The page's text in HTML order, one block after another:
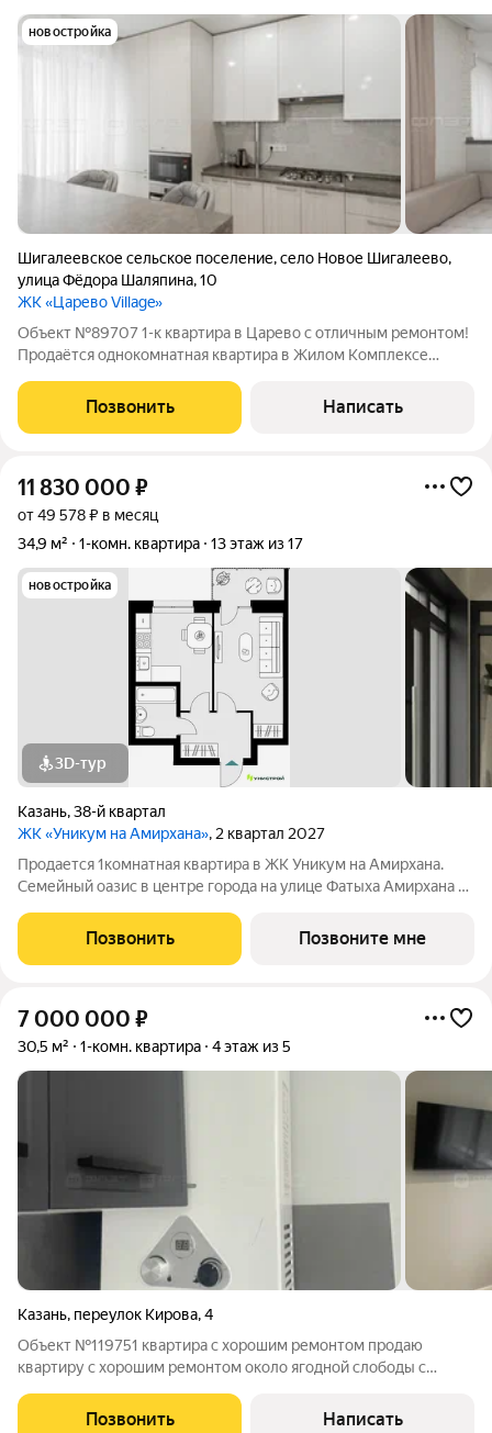
новостройка
Шигалеевское сельское поселение,село Новое Шигалеево,
улица Фёдора Шаляпина,10
ЖК «Царево Village»
Объект №89707 1-к квартира в Царево с отличным ремонтом!
Продаётся однокомнатная квартира в Жилом Комплексе
Квартира из раздела «ЗАЕЗЖАЙ И ЖИВИ», в квартире
остаётся все: Сделан качественный
Позвонить Написать
11 830 000 ₽
от 49 578 ₽ в месяц
34,9 м²
1-комн. квартира 13 этаж из 17
новостройка
3D-тур
Казань,38-й квартал
ЖК «Уникум на Амирхана», 2 квартал 2027
Продается 1комнатная квартира в ЖК Уникум на Амирхана.
Семейный оазис в центре города на улице Фатыха Амирхана в
цифровыми сервисами в каждой квартире, закрытый двор с
детскими площадками и
Позвонить Позвоните мне
7 000 000 ₽
30,5 м² 1-комн. квартира 4 этаж из 5
Казань, переулок Кирова,4
Объект №119751 квартира с хорошим ремонтом продаю
квартиру с хорошим ремонтом около ягодной слободы с
все поменяли проводку полы и окна.поставили дорогие двери
Позвонить Написать